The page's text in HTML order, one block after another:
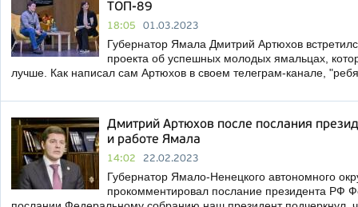
ТОП-89
18:05 01.03.2023
Губернатор Ямала Дмитрий Артюхов
проекта об успешных молодых ямальцах,
лучше. Как написал сам Артюхов в своем телеграм-канале,
Дмитрий Артюхов после послания
и работе Ямала
14:02 22.02.2023
Губернатор Ямало-Ненецкого автономного
прокомментировал послание президента РФ